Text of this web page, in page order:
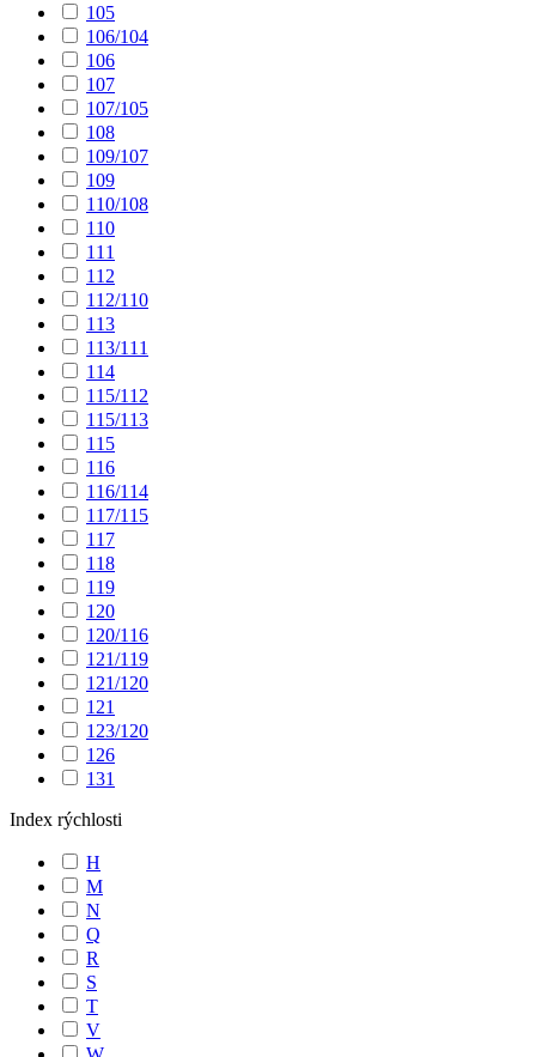
105
106/104
106
107
107/105
108
109/107
109
110/108
110
111
112
112/110
113
113/111
114
115/112
115/113
115
116
116/114
117/115
117
118
119
120
120/116
121/119
121/120
121
123/120
126
131
Index rýchlosti
H
M
N
Q
R
S
T
V